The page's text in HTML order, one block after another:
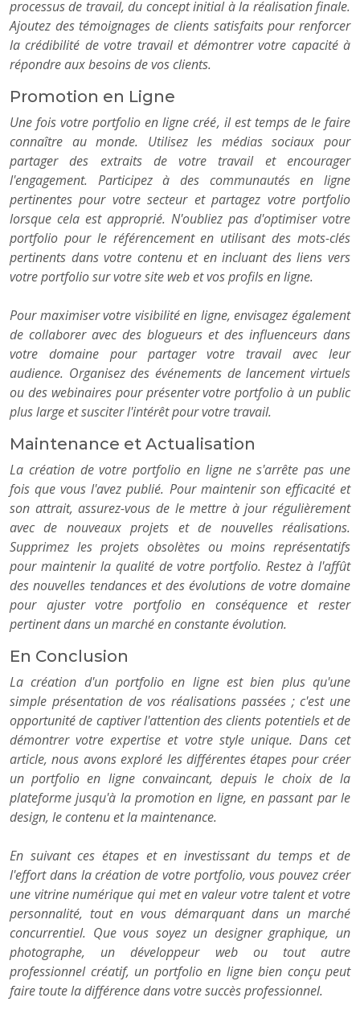
processus de travail, du concept initial à la réalisation finale.
Ajoutez des témoignages de clients satisfaits pour renforcer
la crédibilité de votre travail et démontrer votre capacité à
répondre aux besoins de vos clients.
Promotion en Ligne
Une fois votre portfolio en ligne créé, il est temps de le faire
connaître au monde. Utilisez les médias sociaux pour
partager des extraits de votre travail et encourager
l'engagement. Participez à des communautés en ligne
pertinentes pour votre secteur et partagez votre portfolio
lorsque cela est approprié. N'oubliez pas d'optimiser votre
portfolio pour le référencement en utilisant des mots-clés
pertinents dans votre contenu et en incluant des liens vers
votre portfolio sur votre site web et vos profils en ligne.
Pour maximiser votre visibilité en ligne, envisagez également
de collaborer avec des blogueurs et des influenceurs dans
votre domaine pour partager votre travail avec leur
audience. Organisez des événements de lancement virtuels
ou des webinaires pour présenter votre portfolio à un public
plus large et susciter l'intérêt pour votre travail.
Maintenance et Actualisation
La création de votre portfolio en ligne ne s'arrête pas une
fois que vous l'avez publié. Pour maintenir son efficacité et
son attrait, assurez-vous de le mettre à jour régulièrement
avec de nouveaux projets et de nouvelles réalisations.
Supprimez les projets obsolètes ou moins représentatifs
pour maintenir la qualité de votre portfolio. Restez à l'affût
des nouvelles tendances et des évolutions de votre domaine
pour ajuster votre portfolio en conséquence et rester
pertinent dans un marché en constante évolution.
En Conclusion
La création d'un portfolio en ligne est bien plus qu'une
simple présentation de vos réalisations passées ; c'est une
opportunité de captiver l'attention des clients potentiels et de
démontrer votre expertise et votre style unique. Dans cet
article, nous avons exploré les différentes étapes pour créer
un portfolio en ligne convaincant, depuis le choix de la
plateforme jusqu'à la promotion en ligne, en passant par le
design, le contenu et la maintenance.
En suivant ces étapes et en investissant du temps et de
l'effort dans la création de votre portfolio, vous pouvez créer
une vitrine numérique qui met en valeur votre talent et votre
personnalité, tout en vous démarquant dans un marché
concurrentiel. Que vous soyez un designer graphique, un
photographe, un développeur web ou tout autre
professionnel créatif, un portfolio en ligne bien conçu peut
faire toute la différence dans votre succès professionnel.